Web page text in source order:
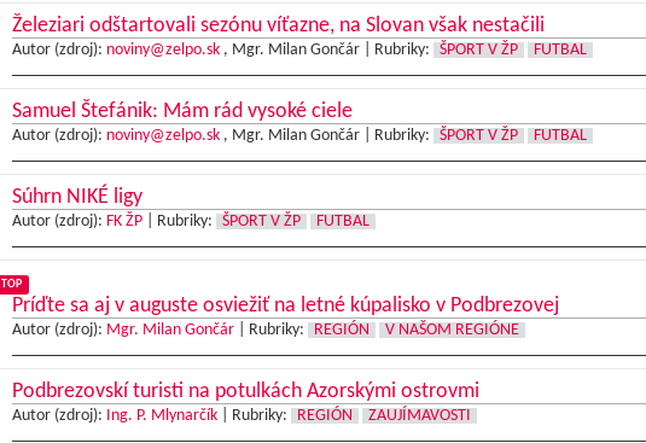
Železiari odštartovali sezónu víťazne, na Slovan však nestačili
Autor (zdroj): noviny@zelpo.sk, Mgr. Milan Gončár | Rubriky: ŠPORT V ŽP FUTBAL
Samuel Štefánik: Mám rád vysoké ciele
Autor (zdroj): noviny@zelpo.sk, Mgr. Milan Gončár | Rubriky: ŠPORT V ŽP FUTBAL
Súhrn NIKÉ ligy
Autor (zdroj): FK ŽP| Rubriky: ŠPORT V ŽP FUTBAL
TOP
Príďte sa aj v auguste osviežiť na letné kúpalisko v Podbrezovej
Autor (zdroj): Mgr. Milan Gončár| Rubriky: REGIÓN V NAŠOM REGIÓNE
Podbrezovskí turisti na potulkách Azorskými ostrovmi
Autor (zdroj): Ing. P. Mlynarčík| Rubriky: REGIÓN ZAUJÍMAVOSTI